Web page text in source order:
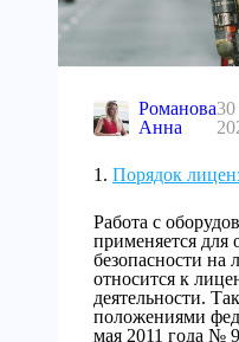
Романова
Анна
Порядок
Работа с
применяется для
безопасности на
относится к
деятельности.
положениями
мая 2011 года №